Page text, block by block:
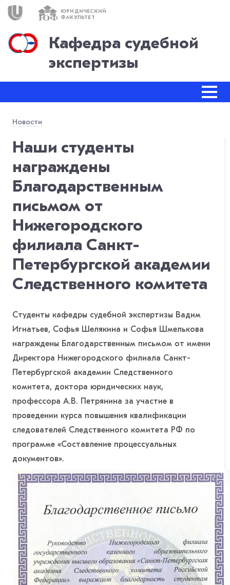
ЮФ
ЮРИДИЧЕСКИЙ
ФАКУЛЬТЕТ
Кафедра судебной
экспертизы
Новости
Наши студенты
награждены
Благодарственным
письмом от
Нижегородского
филиала Санкт-
Петербургской академии
Следственного комитета
Студенты кафедры судебной экспертизы Вадим
Игнатьев, Софья Шелякина и Софья Шмелькова
награждены Благодарственным письмом от имени
Директора Нижегородского филиала Санкт-
Петербургской академии Следственного
комитета, доктора юридических наук,
профессора А.В. Петрянина за участие в
проведении курса повышения квалификации
следователей Следственного комитета РФ по
программе «Составление процессуальных
документов».